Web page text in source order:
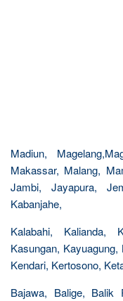
Madiun,
Makassar, Malang,
Jambi, Jayapura,
Kabanjahe,
Kalabahi, Kalianda,
Kasungan,
Kendari, Kertosono,
Bajawa, Balige, Balik